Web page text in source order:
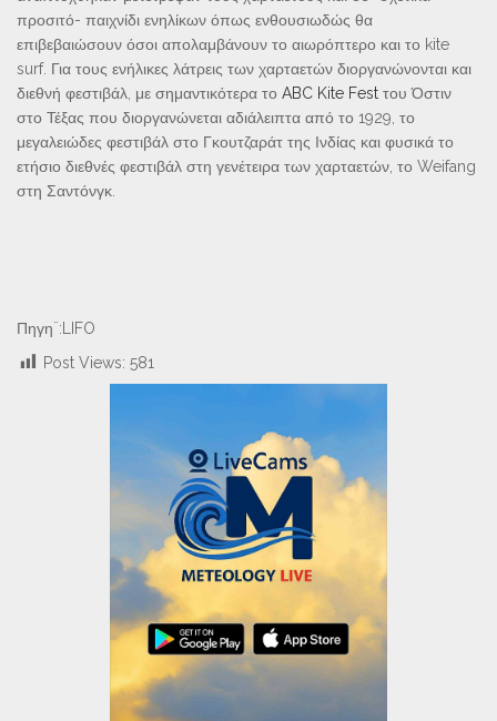
προσιτό- παιχνίδι ενηλίκων όπως ενθουσιωδώς θα
επιβεβαιώσουν όσοι απολαμβάνουν το αιωρόπτερο και το kite
surf. Για τους ενήλικες λάτρεις των χαρταετών διοργανώνονται και
διεθνή φεστιβάλ, με σημαντικότερα το ABC Kite Fest του Όστιν
στο Τέξας που διοργανώνεται αδιάλειπτα από το 1929, το
μεγαλειώδες φεστιβάλ στο Γκουτζαράτ της Ινδίας και φυσικά το
ετήσιο διεθνές φεστιβάλ στη γενέτειρα των χαρταετών, το Weifang
στη Σαντόνγκ.
Πηγη¨:LIFO
Post Views: 581